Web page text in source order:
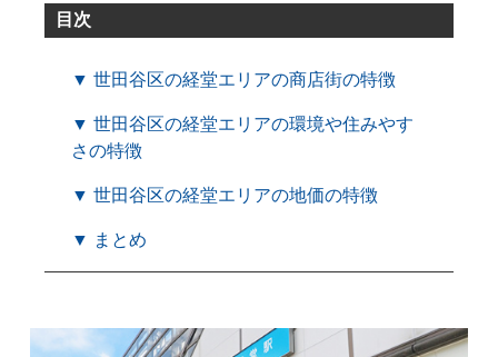
目次
▼ 世田谷区の経堂エリアの商店街の特徴
▼ 世田谷区の経堂エリアの環境や住みやす
さの特徴
▼ 世田谷区の経堂エリアの地価の特徴
▼ まとめ